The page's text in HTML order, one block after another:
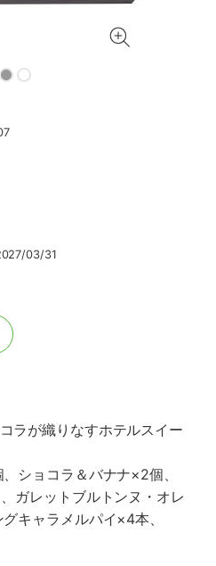
03/31
ラが織りなすホテルスイー
ショコラ＆バナナ×2個、
ガレットブルトンヌ・オレ
キャラメルパイ×4本、